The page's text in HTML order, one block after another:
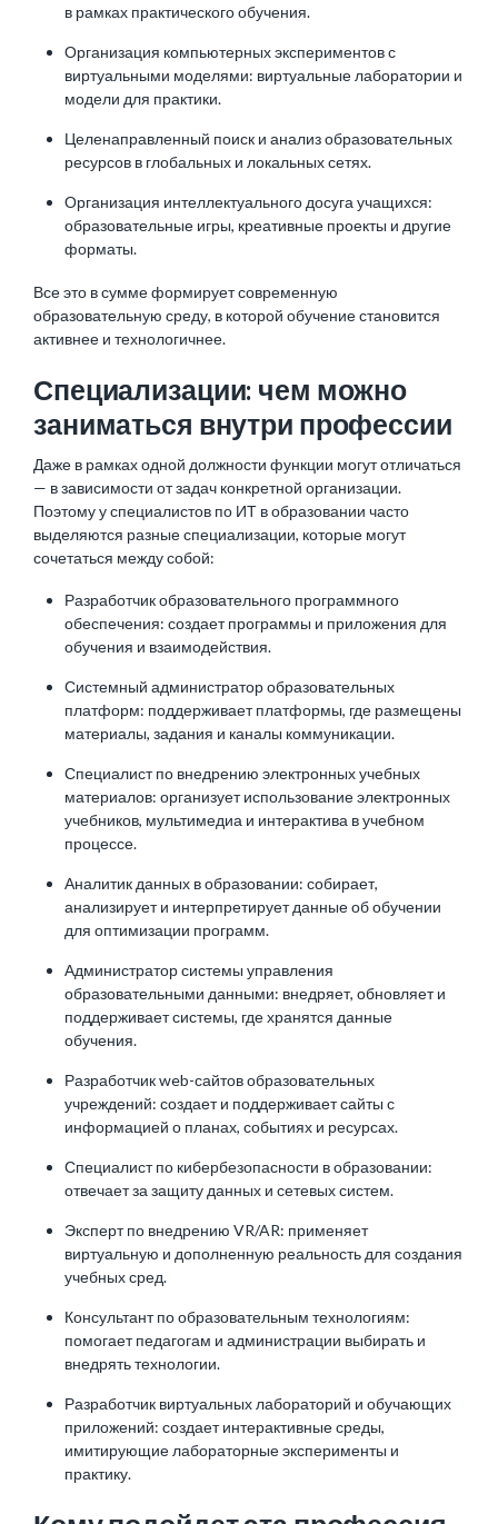
в рамках практического обучения.
Организация компьютерных экспериментов с
виртуальными моделями: виртуальные лаборатории и
модели для практики.
Целенаправленный поиск и анализ образовательных
ресурсов в глобальных и локальных сетях.
Организация интеллектуального досуга учащихся:
образовательные игры, креативные проекты и другие
форматы.
Все это в сумме формирует современную
образовательную среду, в которой обучение становится
активнее и технологичнее.
Специализации: чем можно
заниматься внутри профессии
Даже в рамках одной должности функции могут отличаться
— в зависимости от задач конкретной организации.
Поэтому у специалистов по ИТ в образовании часто
выделяются разные специализации, которые могут
сочетаться между собой:
Разработчик образовательного программного
обеспечения: создает программы и приложения для
обучения и взаимодействия.
Системный администратор образовательных
платформ: поддерживает платформы, где размещены
материалы, задания и каналы коммуникации.
Специалист по внедрению электронных учебных
материалов: организует использование электронных
учебников, мультимедиа и интерактива в учебном
процессе.
Аналитик данных в образовании: собирает,
анализирует и интерпретирует данные об обучении
для оптимизации программ.
Администратор системы управления
образовательными данными: внедряет, обновляет и
поддерживает системы, где хранятся данные
обучения.
Разработчик web-сайтов образовательных
учреждений: создает и поддерживает сайты с
информацией о планах, событиях и ресурсах.
Специалист по кибербезопасности в образовании:
отвечает за защиту данных и сетевых систем.
Эксперт по внедрению VR/AR: применяет
виртуальную и дополненную реальность для создания
учебных сред.
Консультант по образовательным технологиям:
помогает педагогам и администрации выбирать и
внедрять технологии.
Разработчик виртуальных лабораторий и обучающих
приложений: создает интерактивные среды,
имитирующие лабораторные эксперименты и
практику.